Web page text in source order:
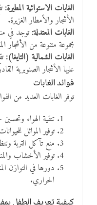
الغابات الاستوائية المطيرة:
الأشجار والأمطار الغزيرة.
الغابات المعتدلة:توجد في
مجموعة متنوعة من الأشجار
الغابات الشمالية (التايغا):
عليها الأشجار الصنوبرية
فوائد الغابات
توفر الغابات العديد من
تنقية الهواء
توفير الموائل
منع تآكل التربة
توفير الأخشاب
دورها في التوازن
الحراري.